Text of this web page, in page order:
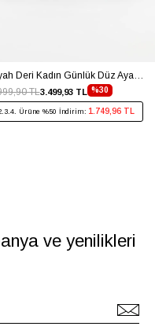
Siyah Deri Kadın Günlük Düz Ayakkabı
%30
3.499,93 TL
TL
Ürüne %50 İndirim: 1.749,96 TL
ve yenilikleri